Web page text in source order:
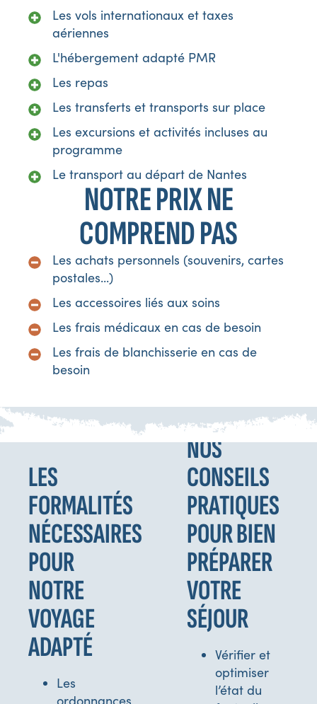
Les vols internationaux et taxes
aériennes
L'hébergement adapté PMR
Les repas
Les transferts et transports sur place
Les excursions et activités incluses au
programme
Le transport au départ de Nantes
NOTRE PRIX NE
COMPREND PAS
Les achats personnels (souvenirs, cartes
postales...)
Les accessoires liés aux soins
Les frais médicaux en cas de besoin
Les frais de blanchisserie en cas de
besoin
LES
FORMALITÉS
NÉCESSAIRES
POUR
NOTRE
VOYAGE
ADAPTÉ
Les
NOS
CONSEILS
PRATIQUES
POUR BIEN
PRÉPARER
VOTRE
SÉJOUR
Vérifier et
optimiser
l’état du